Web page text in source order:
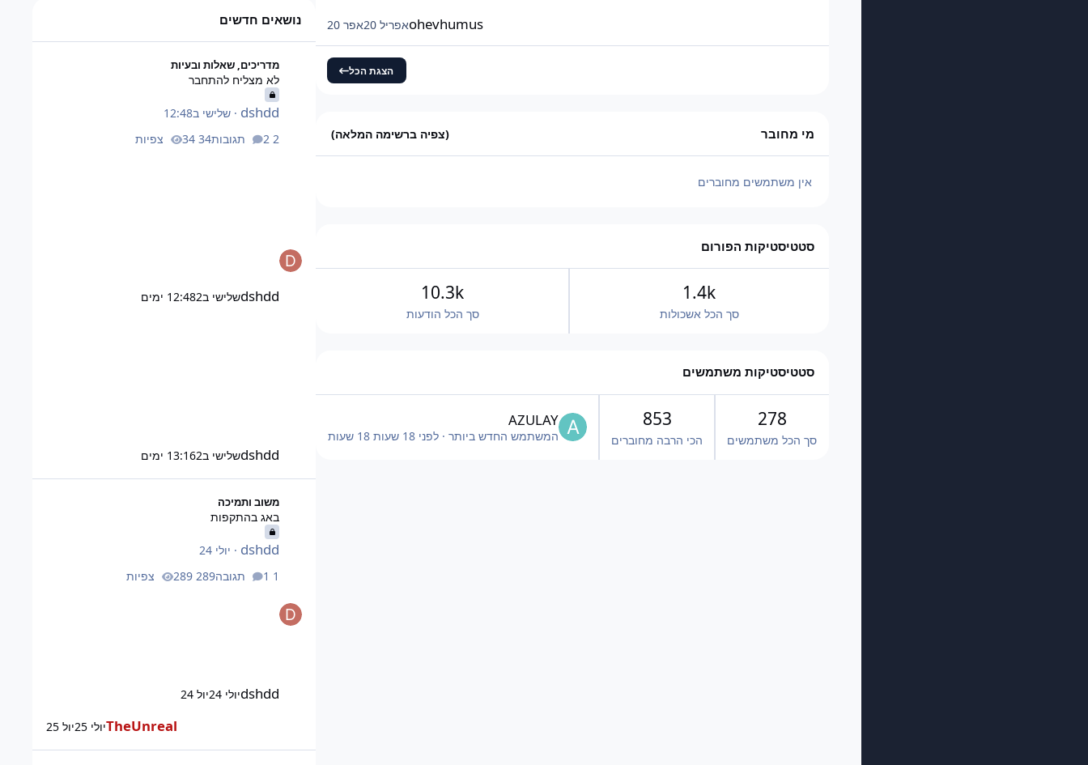
ohevhumusאפריל 20 אפר 20
הצגת הכל
מי מחובר (צפיה ברשימה המלאה)
אין משתמשים מחוברים
סטטיסטיקות הפורום
סך הכל אשכולות
1.4k
סך הכל הודעות
10.3k
סטטיסטיקות משתמשים
278
סך הכל משתמשים
853
הכי הרבה מחוברים
AZULAY
המשתמש החדש ביותר · לפני 18 שעות 18 שעות
נושאים חדשים
לא מצליח להתחבר
מדריכים, שאלות ובעיות
לא מצליח להתחבר
dshdd
· שלישי ב12:48
2 תגובות
34 צפיות
dshddשלישי ב12:482 ימים
dshddשלישי ב13:162 ימים
משוב ותמיכה
באג בהתקפות
dshdd
· יולי 24
1 תגובה
289 צפיות
dshddיולי 24 יול 24
TheUnrealיולי 25 יול 25